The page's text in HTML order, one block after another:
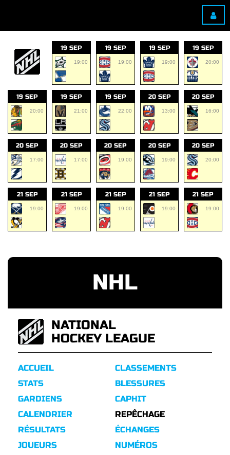
19 SEP
19:00
19 SEP
19:00
19 SEP
19:00
19 SEP
20:00
19 SEP
20:00
19 SEP
21:00
19 SEP
22:00
20 SEP
13:00
20 SEP
16:00
20 SEP
17:00
20 SEP
17:00
20 SEP
19:00
20 SEP
19:00
20 SEP
20:00
21 SEP
19:00
21 SEP
19:00
21 SEP
19:00
21 SEP
19:00
21 SEP
19:00
NHL
NATIONAL
HOCKEY LEAGUE
ACCUEIL
STATS
GARDIENS
CALENDRIER
RÉSULTATS
CLASSEMENTS
BLESSURES
CAPHIT
REPÊCHAGE
ÉCHANGES
JOUEURS
NUMÉROS